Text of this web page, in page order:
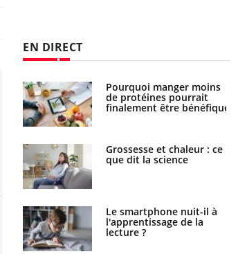
EN DIRECT
Pourquoi manger moins
de protéines pourrait
finalement être bénéfique
Grossesse et chaleur : ce
que dit la science
Le smartphone nuit-il à
l'apprentissage de la
lecture ?